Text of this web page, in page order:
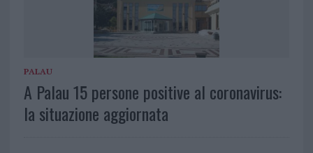
PALAU
A Palau 15 persone positive al coronavirus:
la situazione aggiornata